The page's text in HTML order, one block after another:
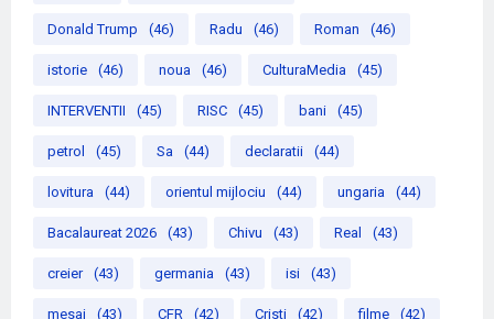
Donald Trump (46) Radu (46) Roman (46)
istorie (46) noua (46) CulturaMedia (45)
INTERVENTII (45) RISC (45) bani (45)
petrol (45) Sa (44) declaratii (44)
lovitura (44) orientul mijlociu (44) ungaria (44)
Bacalaureat 2026 (43) Chivu (43) Real (43)
creier (43) germania (43) isi (43)
mesaj (43) CFR (42) Cristi (42) filme (42)